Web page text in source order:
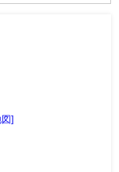
図]